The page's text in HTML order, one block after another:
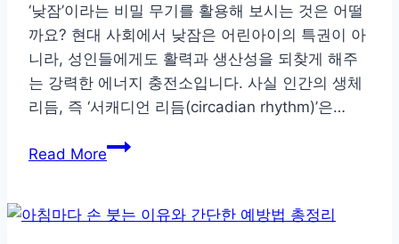
‘낮잠’이라는 비밀 무기를 활용해 보시는 것은 어떨
까요? 현대 사회에서 낮잠은 어린아이의 특권이 아
니라, 성인들에게도 활력과 생산성을 되찾게 해주
는 강력한 에너지 충전소입니다. 사실 인간의 생체
리듬, 즉 ‘서캐디언 리듬(circadian rhythm)’은…
Read More똑
게